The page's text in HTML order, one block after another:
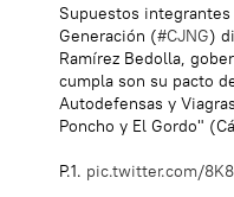
Supuestos
Generación (#CJNG)
Ramírez Bedolla,
cumpla son su pacto
Autodefensas y
Poncho y El Gordo"
P.1. pic.twitter.com/